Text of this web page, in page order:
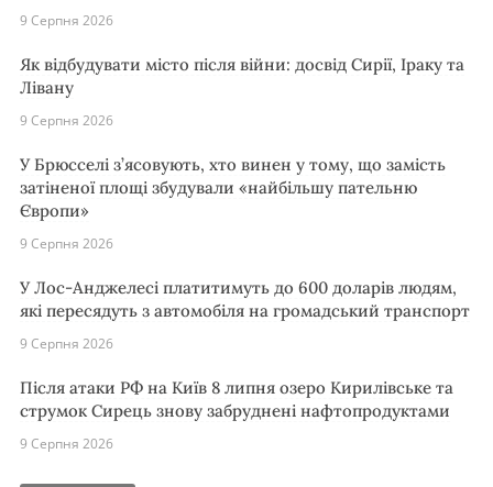
9 Серпня 2026
Як відбудувати місто після війни: досвід Сирії, Іраку та
Лівану
9 Серпня 2026
У Брюсселі з’ясовують, хто винен у тому, що замість
затіненої площі збудували «найбільшу пательню
Європи»
9 Серпня 2026
У Лос-Анджелесі платитимуть до 600 доларів людям,
які пересядуть з автомобіля на громадський транспорт
9 Серпня 2026
Після атаки РФ на Київ 8 липня озеро Кирилівське та
струмок Сирець знову забруднені нафтопродуктами
9 Серпня 2026